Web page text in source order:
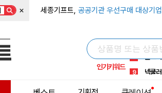
× 세종기프트, 공공기관 우선구매 대상기업
인기키워드
5 키캡
8 쿨토시
9 넥쿨러